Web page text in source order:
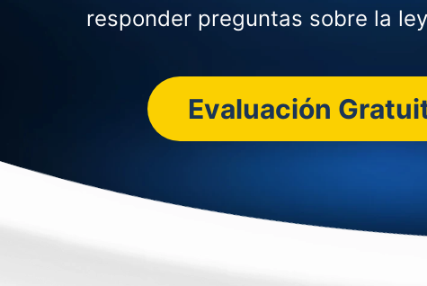
responder preguntas sobre la
Evaluación